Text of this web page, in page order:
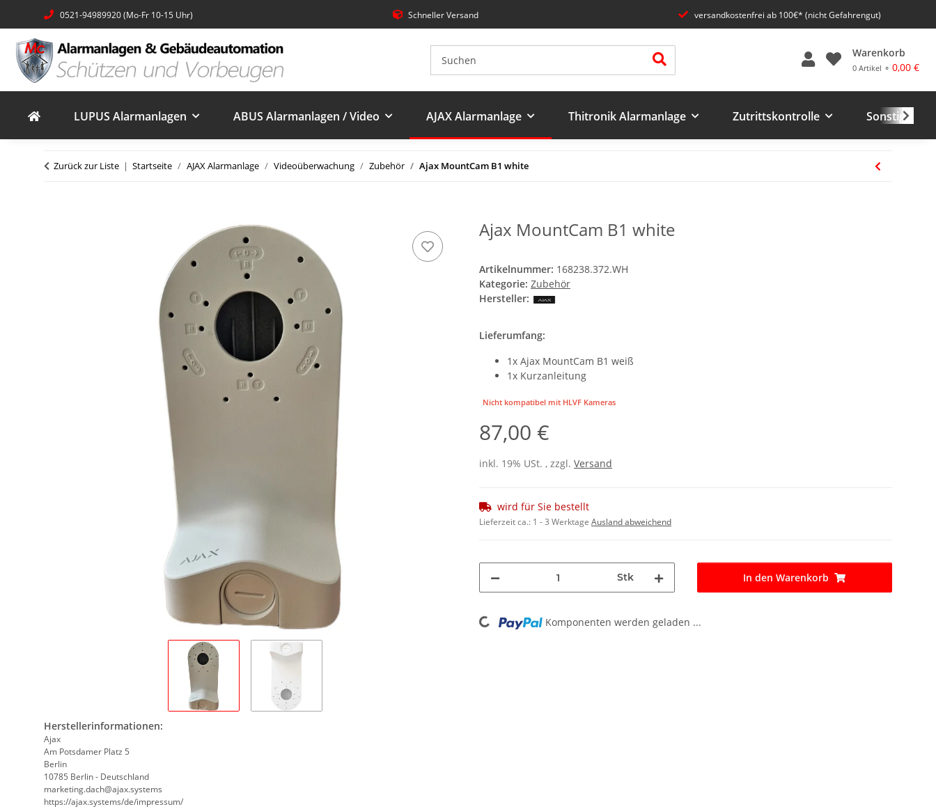
0521-94989920 (Mo-Fr 10-15 Uhr) Schneller Versand versandkostenfrei ab 100€* (nicht Gefahrengut)
Warenkorb
0 Artikel ⚬ 0,00 €
LUPUS Alarmanlagen ABUS Alarmanlagen / Video AJAX Alarmanlage Thitronik Alarmanlage Zutrittskontrolle Sonstiges
Zurück zur Liste Startseite AJAX Alarmanlage Videoüberwachung Zubehör Ajax MountCam B1 white
Ajax MountCam B1 white
Artikelnummer: 168238.372.WH
Kategorie: Zubehör
Hersteller:
Lieferumfang:
1x Ajax MountCam B1 weiß
1x Kurzanleitung
Nicht kompatibel mit HLVF Kameras
87,00 €
inkl. 19% USt. , zzgl. Versand
wird für Sie bestellt
Lieferzeit ca.: 1 - 3 Werktage Ausland abweichend
Stk In den Warenkorb
Loading... Komponenten werden geladen ...
Herstellerinformationen:
Ajax
Am Potsdamer Platz 5
Berlin
10785 Berlin - Deutschland
marketing.dach@ajax.systems
https://ajax.systems/de/impressum/